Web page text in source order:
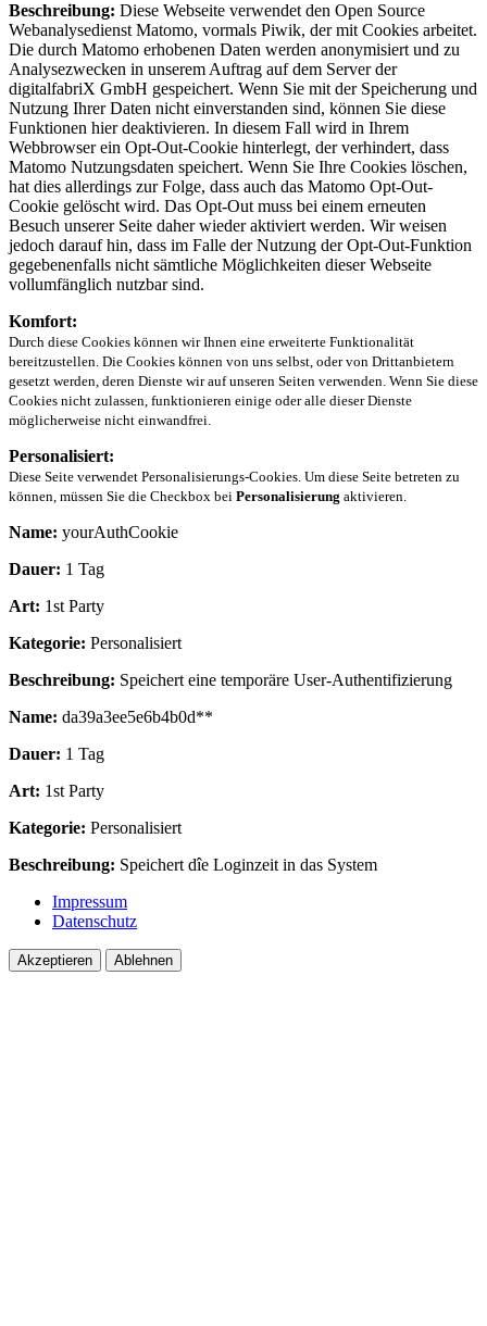
Beschreibung: Diese Webseite verwendet den Open Source
Webanalysedienst Matomo, vormals Piwik, der mit Cookies arbeitet.
Die durch Matomo erhobenen Daten werden anonymisiert und zu
Analysezwecken in unserem Auftrag auf dem Server der
digitalfabriX GmbH gespeichert. Wenn Sie mit der Speicherung und
Nutzung Ihrer Daten nicht einverstanden sind, können Sie diese
Funktionen hier deaktivieren. In diesem Fall wird in Ihrem
Webbrowser ein Opt-Out-Cookie hinterlegt, der verhindert, dass
Matomo Nutzungsdaten speichert. Wenn Sie Ihre Cookies löschen,
hat dies allerdings zur Folge, dass auch das Matomo Opt-Out-
Cookie gelöscht wird. Das Opt-Out muss bei einem erneuten
Besuch unserer Seite daher wieder aktiviert werden. Wir weisen
jedoch darauf hin, dass im Falle der Nutzung der Opt-Out-Funktion
gegebenenfalls nicht sämtliche Möglichkeiten dieser Webseite
vollumfänglich nutzbar sind.
Komfort:
Durch diese Cookies können wir Ihnen eine erweiterte Funktionalität
bereitzustellen. Die Cookies können von uns selbst, oder von Drittanbietern
gesetzt werden, deren Dienste wir auf unseren Seiten verwenden. Wenn Sie diese
Cookies nicht zulassen, funktionieren einige oder alle dieser Dienste
möglicherweise nicht einwandfrei.
Personalisiert:
Diese Seite verwendet Personalisierungs-Cookies. Um diese Seite betreten zu
können, müssen Sie die Checkbox bei Personalisierung aktivieren.
Name: yourAuthCookie
Dauer: 1 Tag
Art: 1st Party
Kategorie: Personalisiert
Beschreibung: Speichert eine temporäre User-Authentifizierung
Name: da39a3ee5e6b4b0d**
Dauer: 1 Tag
Art: 1st Party
Kategorie: Personalisiert
Beschreibung: Speichert dîe Loginzeit in das System
Impressum
Datenschutz
Akzeptieren Ablehnen